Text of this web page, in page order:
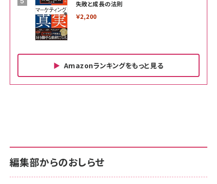
失敗と成長の法則
￥2,200
Amazonランキングをもっと見る
￥880
anan(アンアン)2026/06/24号 No.2500増
刊 スペシャルエディション[王道エンタメの矜
内サポート正規品 メーカー保証5年
KLMEA128G
NIMASO ガラスフィルム iPhone 17 用 保護
内サポート正規品 メーカー保証5年
KLMEA128G
Amazon eギフトカード - Amazonロゴ - ク
編集部からのおしらせ